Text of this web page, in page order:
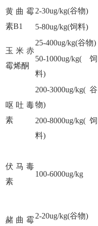
黄曲霉
素B1
2-30ug/kg(谷物)
5-80ug/kg(饲料)
玉米赤
霉烯酮
25-400ug/kg(谷物)
50-1000ug/kg(饲
料)
呕吐毒
素
200-3000ug/kg(谷
物)
200-8000ug/kg(饲
料)
伏马毒
素
100-6000ug/kg
赭曲霉2-20ug/kg(谷物)